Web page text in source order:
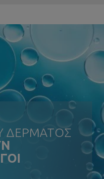
ΔΕΡΜΑΤΟΣ